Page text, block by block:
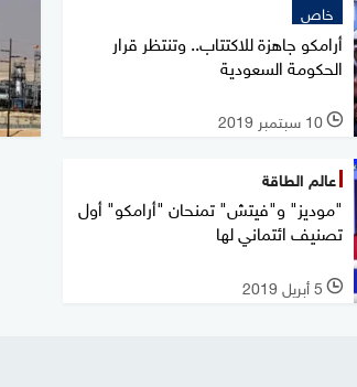
خاص
أرامكو جاهزة للاكتتاب.. وتنتظر قرار
الحكومة السعودية
l 10 سبتمبر 2019
عالم الطاقة
"موديز" و"فيتش" تمنحان "أرامكو" أول
تصنيف ائتماني لها
l 5 أبريل 2019